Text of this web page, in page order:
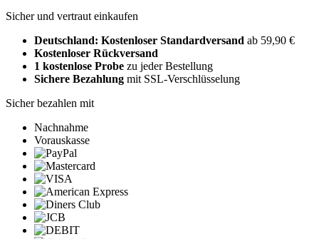
Sicher und vertraut einkaufen
Deutschland: Kostenloser Standardversand ab 59,90 €
Kostenloser Rückversand
1 kostenlose Probe zu jeder Bestellung
Sichere Bezahlung mit SSL-Verschlüsselung
Sicher bezahlen mit
Nachnahme
Vorauskasse